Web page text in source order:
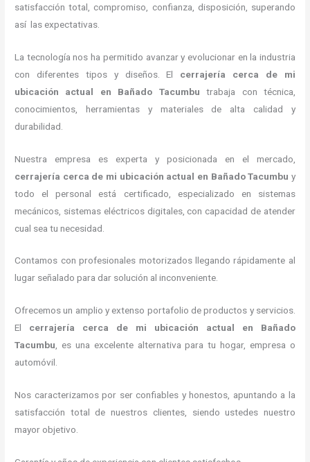
satisfacción total, compromiso, confianza, disposición, superando
así las expectativas.
La tecnología nos ha permitido avanzar y evolucionar en la industria
con diferentes tipos y diseños. El cerrajería cerca de mi
ubicación actual en Bañado Tacumbu trabaja con técnica,
conocimientos, herramientas y materiales de alta calidad y
durabilidad.
Nuestra empresa es experta y posicionada en el mercado,
cerrajería cerca de mi ubicación actual en Bañado Tacumbu y
todo el personal está certificado, especializado en sistemas
mecánicos, sistemas eléctricos digitales, con capacidad de atender
cual sea tu necesidad.
Contamos con profesionales motorizados llegando rápidamente al
lugar señalado para dar solución al inconveniente.
Ofrecemos un amplio y extenso portafolio de productos y servicios.
El cerrajería cerca de mi ubicación actual en Bañado
Tacumbu, es una excelente alternativa para tu hogar, empresa o
automóvil.
Nos caracterizamos por ser confiables y honestos, apuntando a la
satisfacción total de nuestros clientes, siendo ustedes nuestro
mayor objetivo.